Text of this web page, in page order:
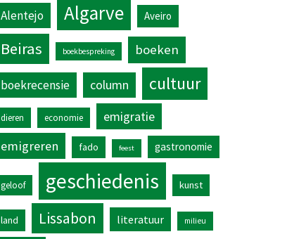
Alentejo Algarve Aveiro
Beiras boekbespreking boeken
boekrecensie column cultuur
dieren economie
emigratie
emigreren
fado feest gastronomie
geloof geschiedenis kunst
land Lissabon literatuur milieu